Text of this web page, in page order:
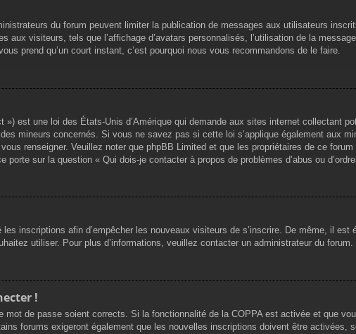
du forum peuvent limiter la publication de messages aux utilisateurs
aux visiteurs, tels que l’affichage d’avatars personnalisés, l’utilisation de la
prend qu’un court instant, c’est pourquoi nous vous recommandons de le faire.
») est une loi des États-Unis d’Amérique qui demande aux sites internet collectant
mineurs concernés. Si vous ne savez pas si cette loi s’applique également aux
renseigner. Veuillez noter que phpBB Limited et que les propriétaires de ce
sur la question « Qui dois-je contacter à propos de problèmes d’abus ou
inscriptions afin d’empêcher les nouveaux visiteurs de s’inscrire. De même, il
utiliser. Pour plus d’informations, veuillez contacter un administrateur du forum.
!
mot de passe soient corrects. Si la fonctionnalité de la COPPA est activée et que
forums exigeront également que les nouvelles inscriptions doivent être activées,